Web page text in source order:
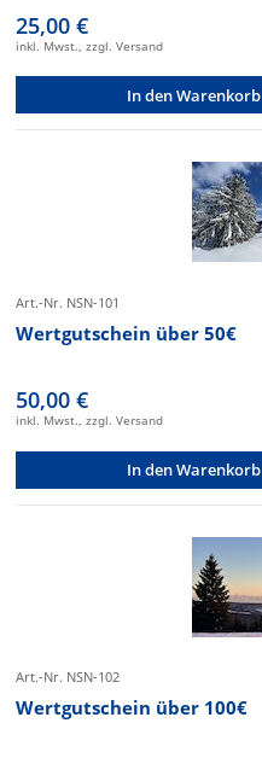
25,00 €
inkl. Mwst., zzgl. Versand
In den Warenkorb
Art.-Nr. NSN-101
Wertgutschein über 50€
50,00 €
inkl. Mwst., zzgl. Versand
In den Warenkorb
Art.-Nr. NSN-102
Wertgutschein über 100€